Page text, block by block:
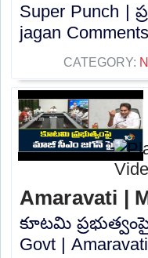
Super Punch |
jagan
CATEGORY:
Amaravati |
కూటమి
Govt |